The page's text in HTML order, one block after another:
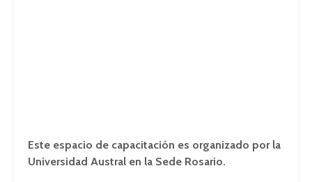
Este espacio de capacitación es organizado por la
Universidad Austral en la Sede Rosario.